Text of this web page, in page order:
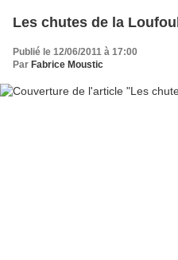
Les chutes de la
Publié le 12/06/2011 à 17:00
Par Fabrice Moustic